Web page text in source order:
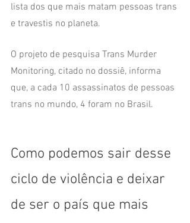
lista dos que mais matam pessoas trans
e travestis no planeta.
O projeto de pesquisa Trans Murder
Monitoring, citado no dossiê, informa
que, a cada 10 assassinatos de pessoas
trans no mundo, 4 foram no Brasil.
Como podemos sair desse
ciclo de violência e deixar
de ser o país que mais